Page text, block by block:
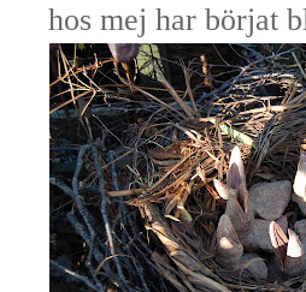
hos mej har börjat